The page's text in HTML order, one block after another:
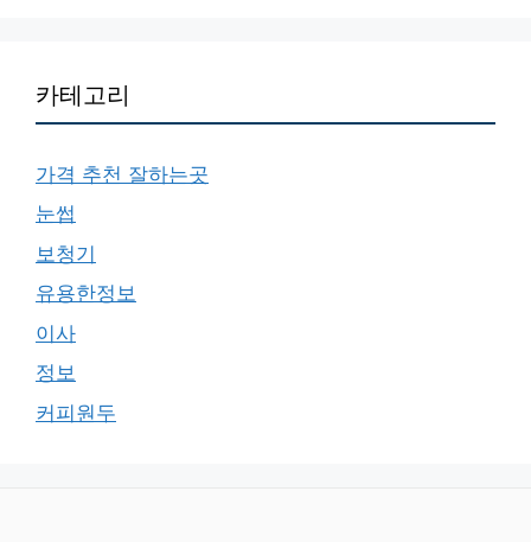
카테고리
가격 추천 잘하는곳
눈썹
보청기
유용한정보
이사
정보
커피원두